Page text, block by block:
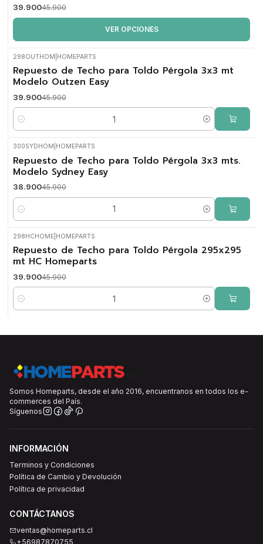
39.90045.900
VER OPCIONES
OFF
298OUTHOM HOMEPARTS
Repuesto de Techo para Toldo Pérgola 3x3 mt
Modelo Outzen Easy
39.90045.900
Cantidad
OFF
300SYDHOM HOMEPARTS
Repuesto de Techo para Toldo Pérgola 3x3 mts.
Modelo Sydney Easy
38.90045.900
Cantidad
OFF
298HCHOME| HOMEPARTS
Repuesto de Techo para Toldo Pérgola 295x295
mt HC Homeparts
39.90045.900
Cantidad
Somos Homeparts, desde el año 2016, encuentranos en todos los e-
commerces del País.
Síguenos
INFORMACIÓN
Terminos y Condiciones
Política de Cambio y Devolución
Política de privacidad
CONTÁCTANOS
ventas@homeparts.cl
+56987870755